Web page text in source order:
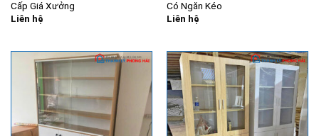
Cấp Giá Xưởng
Liên hệ
Có Ngăn Kéo
Liên hệ